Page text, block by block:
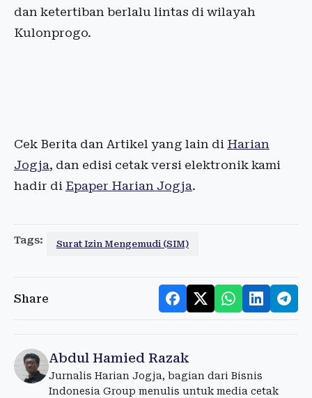
dan ketertiban berlalu lintas di wilayah
Kulonprogo.
Cek Berita dan Artikel yang lain di Harian
Jogja, dan edisi cetak versi elektronik kami
hadir di Epaper Harian Jogja.
Tags: Surat Izin Mengemudi (SIM)
Share
Abdul Hamied Razak
Jurnalis Harian Jogja, bagian dari Bisnis
Indonesia Group menulis untuk media cetak